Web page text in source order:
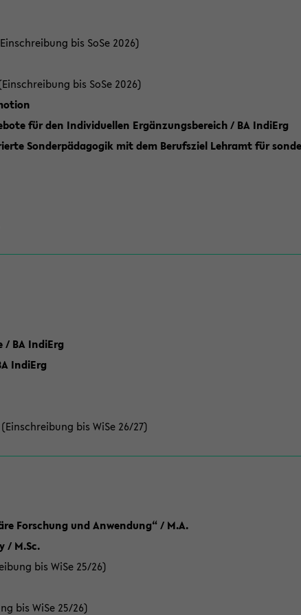
bis SoSe 2026)
bis SoSe 2026)
für den Individuellen Ergänzungsbereich / BA IndiErg
Sonderpädagogik mit dem Berufsziel Lehramt für
/ BA IndiErg
IndiErg
bis WiSe 26/27)
Forschung und Anwendung“ / M.A.
/ M.Sc.
bis WiSe 25/26)
bis WiSe 25/26)